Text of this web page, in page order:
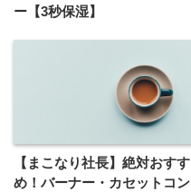
ー【3秒保湿】
【まこなり社長】絶対おすす
め！バーナー・カセットコン